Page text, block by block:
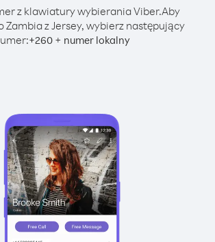
z klawiatury wybierania Viber.Aby
Zambia z Jersey, wybierz następujący
+260+ numer lokalny